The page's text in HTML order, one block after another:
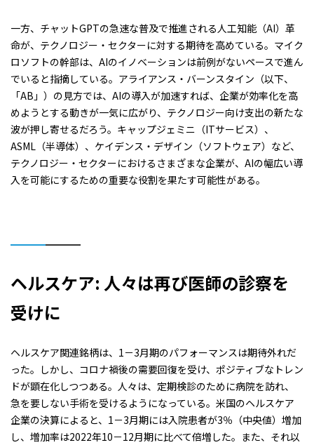
一方、チャットGPTの急速な普及で推進される人工知能（AI）革
命が、テクノロジー・セクターに対する期待を高めている。マイク
ロソフトの幹部は、AIのイノベーションは前例がないペースで進ん
でいると指摘している。アライアンス・バーンスタイン（以下、
「AB」）の見方では、AIの導入が加速すれば、企業が効率化を高
めようとする動きが一気に広がり、テクノロジー向け支出の新たな
波が押し寄せるだろう。キャップジェミニ（ITサービス）、
ASML（半導体）、ケイデンス・デザイン（ソフトウェア）など、
テクノロジー・セクターにおけるさまざまな企業が、AIの幅広い導
入を可能にするための重要な役割を果たす可能性がある。
ヘルスケア: 人々は再び医師の診察を
受けに
ヘルスケア関連銘柄は、1－3月期のパフォーマンスは期待外れだ
った。しかし、コロナ禍後の需要回復を受け、ポジティブなトレン
ドが顕在化しつつある。人々は、定期検診のために病院を訪れ、
急を要しない手術を受けるようになっている。米国のヘルスケア
企業の決算によると、1－3月期には入院患者が3％（中央値）増加
し、増加率は2022年10－12月期に比べて倍増した。また、それ以